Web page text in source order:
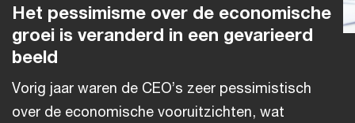
Het pessimisme over de economische
groei is veranderd in een gevarieerd
beeld
Vorig jaar waren de CEO’s zeer pessimistisch
over de economische vooruitzichten, wat